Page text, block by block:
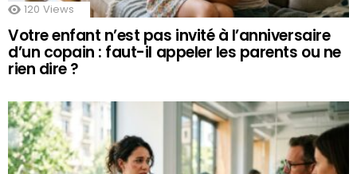
120 Views
Votre enfant n’est pas invité à l’anniversaire
d’un copain : faut-il appeler les parents ou ne
rien dire ?